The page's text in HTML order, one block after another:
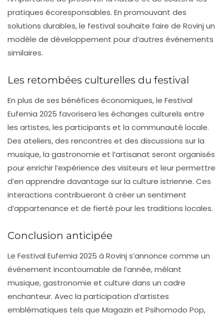
pratiques écoresponsables. En promouvant des
solutions durables, le festival souhaite faire de Rovinj un
modèle de développement pour d’autres événements
similaires.
Les retombées culturelles du festival
En plus de ses bénéfices économiques, le Festival
Eufemia 2025 favorisera les échanges culturels entre
les artistes, les participants et la communauté locale.
Des ateliers, des rencontres et des discussions sur la
musique, la gastronomie et l’artisanat seront organisés
pour enrichir l’expérience des visiteurs et leur permettre
d’en apprendre davantage sur la culture istrienne. Ces
interactions contribueront à créer un sentiment
d’appartenance et de fierté pour les traditions locales.
Conclusion anticipée
Le Festival Eufemia 2025 à Rovinj s’annonce comme un
événement incontournable de l’année, mêlant
musique, gastronomie et culture dans un cadre
enchanteur. Avec la participation d’artistes
emblématiques tels que Magazin et Psihomodo Pop,